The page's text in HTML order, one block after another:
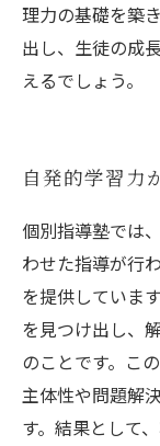
理力の基礎を築
出し、生徒の成
えるでしょう。
自発的学習力
個別指導塾では
わせた指導が行
を提供していま
を見つけ出し、
のことです。こ
主体性や問題解
す。結果として